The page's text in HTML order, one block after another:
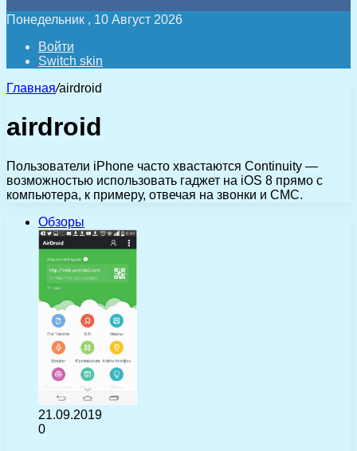
Понедельник , 10 Август 2026
Войти
Switch skin
Главная/airdroid
airdroid
Пользователи iPhone часто хвастаются Continuity —
возможностью использовать гаджет на iOS 8 прямо с
компьютера, к примеру, отвечая на звонки и СМС.
Обзоры
21.09.2019
0